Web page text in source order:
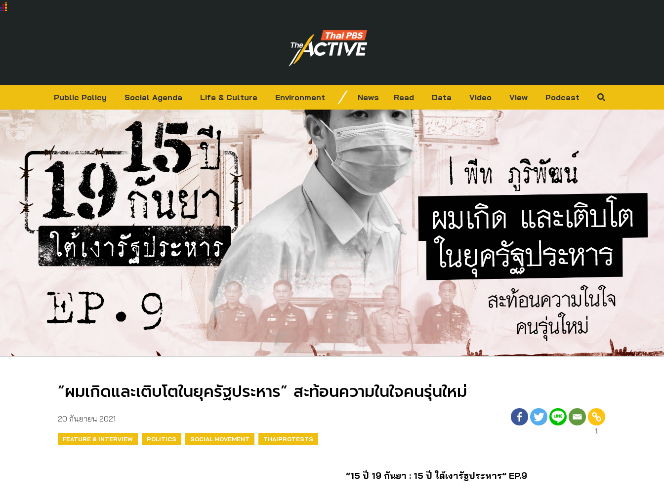
Public Policy Social Agenda Life & Culture Environment News Read Data Video View Podcast
“ผมเกิดและเติบโตในยุครัฐประหาร” สะท้อนความในใจคนรุ่นใหม่
20 กันยายน 2021
FEATURE & INTERVIEW POLITICS SOCIAL MOVEMENT THAIPROTESTS
1
“15 ปี 19 กันยา : 15 ปี ใต้เงารัฐประหาร” EP.9